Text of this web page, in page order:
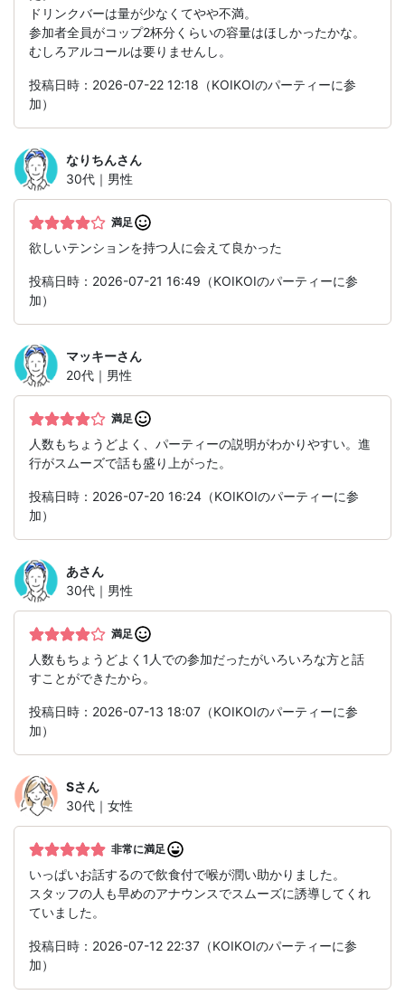
ドリンクバーは量が少なくてやや不満。
参加者全員がコップ2杯分くらいの容量はほしかったかな。
むしろアルコールは要りませんし。
投稿日時：2026-07-22 12:18（KOIKOIのパーティーに参
加）
なりちんさん
30代｜男性
満足
欲しいテンションを持つ人に会えて良かった
投稿日時：2026-07-21 16:49（KOIKOIのパーティーに参
加）
マッキーさん
20代｜男性
満足
人数もちょうどよく、パーティーの説明がわかりやすい。進
行がスムーズで話も盛り上がった。
投稿日時：2026-07-20 16:24（KOIKOIのパーティーに参
加）
あさん
30代｜男性
満足
人数もちょうどよく1人での参加だったがいろいろな方と話
すことができたから。
投稿日時：2026-07-13 18:07（KOIKOIのパーティーに参
加）
Sさん
30代｜女性
非常に満足
いっぱいお話するので飲食付で喉が潤い助かりました。
スタッフの人も早めのアナウンスでスムーズに誘導してくれ
ていました。
投稿日時：2026-07-12 22:37（KOIKOIのパーティーに参
加）